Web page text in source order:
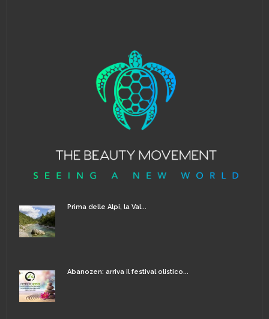
Prima delle Alpi, la Val...
Abanozen: arriva il festival olistico...